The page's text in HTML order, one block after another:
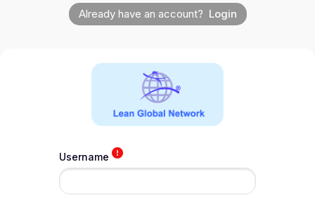
Already have an account? Login
Username